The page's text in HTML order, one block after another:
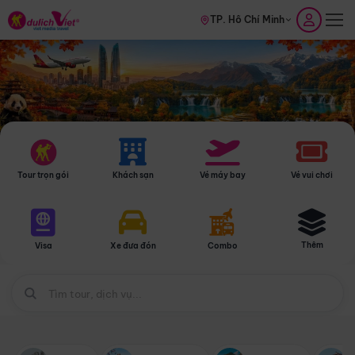
TP. Hồ Chí Minh
Tour trọn gói Khách sạn Vé máy bay Vé vui chơi
Visa Xe đưa đón Combo Thêm